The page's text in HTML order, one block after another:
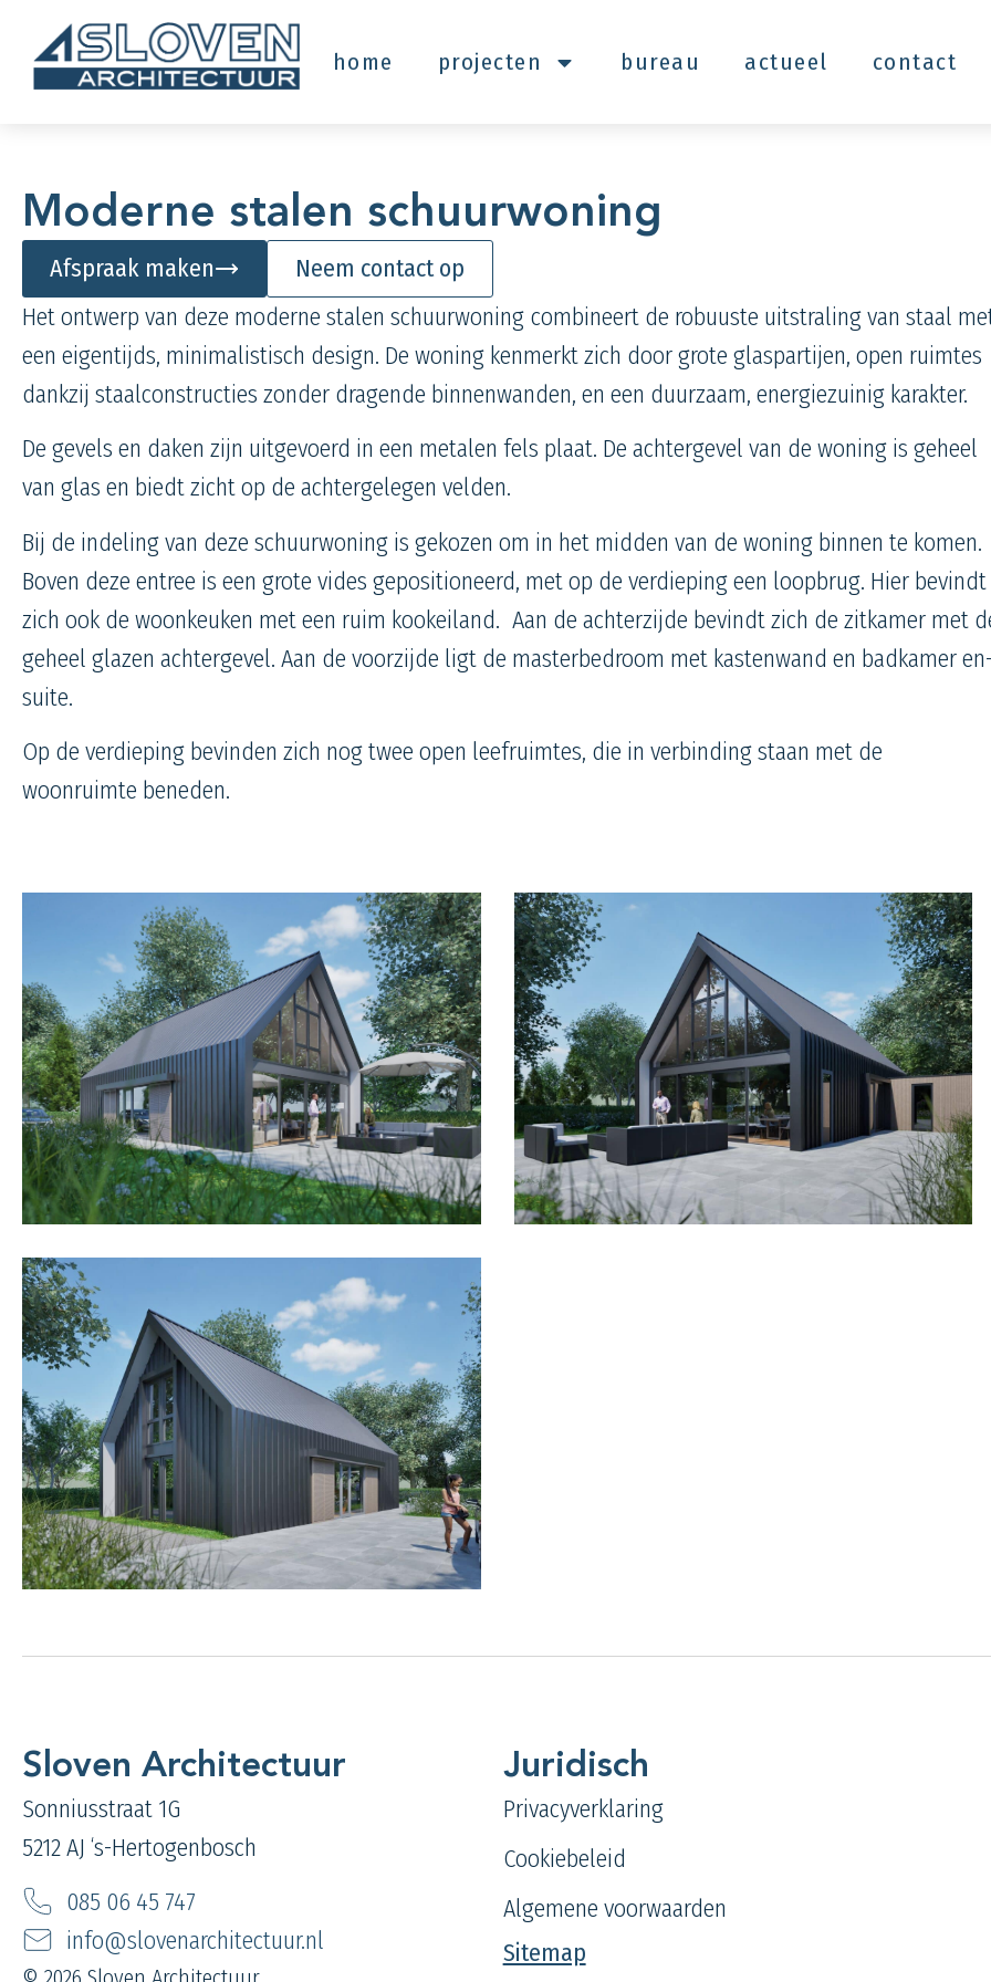
home projecten bureau actueel contact
Moderne stalen schuurwoning
Afspraak maken
Neem contact op
Het ontwerp van deze moderne stalen schuurwoning combineert de robuuste uitstraling van staal
een eigentijds, minimalistisch design. De woning kenmerkt zich door grote glaspartijen, open ruimtes
dankzij staalconstructies zonder dragende binnenwanden, en een duurzaam, energiezuinig karakter.
De gevels en daken zijn uitgevoerd in een metalen fels plaat. De achtergevel van de woning is geheel
van glas en biedt zicht op de achtergelegen velden.
Bij de indeling van deze schuurwoning is gekozen om in het midden van de woning binnen te komen.
Boven deze entree is een grote vides gepositioneerd, met op de verdieping een loopbrug. Hier bevindt
zich ook de woonkeuken met een ruim kookeiland. Aan de achterzijde bevindt zich de zitkamer met
geheel glazen achtergevel. Aan de voorzijde ligt de masterbedroom met kastenwand en badkamer
suite.
Op de verdieping bevinden zich nog twee open leefruimtes, die in verbinding staan met de
woonruimte beneden.
Sloven Architectuur
Sonniusstraat 1G
5212 AJ ‘s-Hertogenbosch
085 06 45 747
info@slovenarchitectuur.nl
Juridisch
Privacyverklaring
Cookiebeleid
Algemene voorwaarden
Sitemap